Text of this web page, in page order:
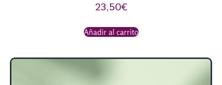
23,50€
Añadir al carrito